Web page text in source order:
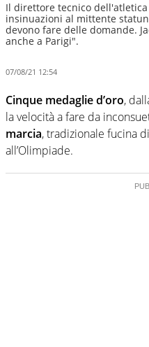
Il direttore tecnico
insinuazioni al mittente
devono fare delle domande.
anche a Parigi".
07/08/21 12:54
Cinque medaglie d’oro,
la velocità a fare da
marcia, tradizionale fucina
all’Olimpiade.